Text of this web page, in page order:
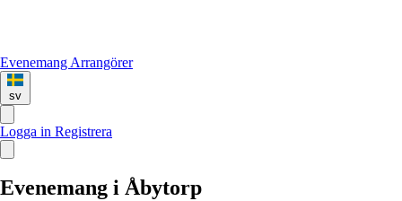
Evenemang Arrangörer
sv
Logga in Registrera
Evenemang i Åbytorp